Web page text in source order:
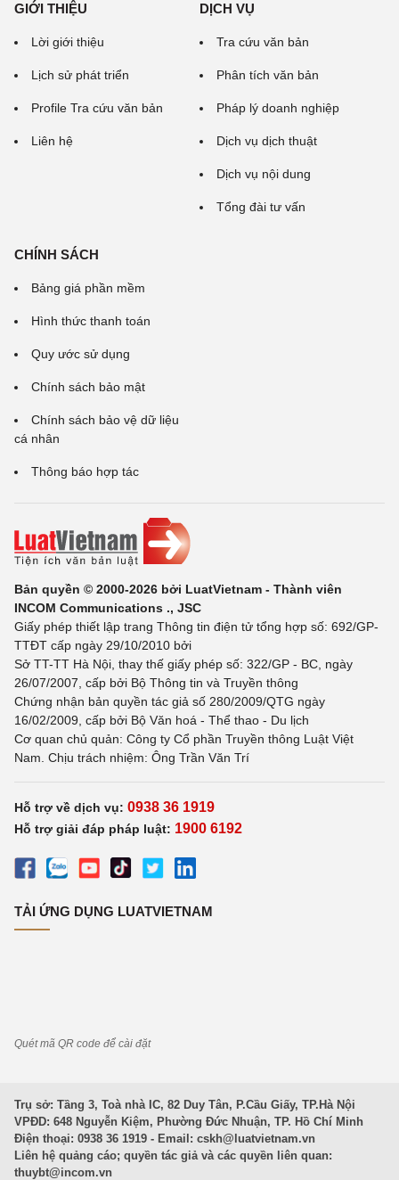
GIỚI THIỆU
Lời giới thiệu
Lịch sử phát triển
Profile Tra cứu văn bản
Liên hệ
DỊCH VỤ
Tra cứu văn bản
Phân tích văn bản
Pháp lý doanh nghiệp
Dịch vụ dịch thuật
Dịch vụ nội dung
Tổng đài tư vấn
CHÍNH SÁCH
Bảng giá phần mềm
Hình thức thanh toán
Quy ước sử dụng
Chính sách bảo mật
Chính sách bảo vệ dữ liệu
cá nhân
Thông báo hợp tác
Bản quyền © 2000-2026 bởi LuatVietnam - Thành viên
INCOM Communications ., JSC
Giấy phép thiết lập trang Thông tin điện tử tổng hợp số: 692/GP-
TTĐT cấp ngày 29/10/2010 bởi
Sở TT-TT Hà Nội, thay thế giấy phép số: 322/GP - BC, ngày
26/07/2007, cấp bởi Bộ Thông tin và Truyền thông
Chứng nhận bản quyền tác giả số 280/2009/QTG ngày
16/02/2009, cấp bởi Bộ Văn hoá - Thể thao - Du lịch
Cơ quan chủ quản: Công ty Cổ phần Truyền thông Luật Việt
Nam. Chịu trách nhiệm: Ông Trần Văn Trí
Hỗ trợ về dịch vụ: 0938 36 1919
Hỗ trợ giải đáp pháp luật: 1900 6192
TẢI ỨNG DỤNG LUATVIETNAM
Quét mã QR code để cài đặt
Trụ sở: Tầng 3, Toà nhà IC, 82 Duy Tân, P.Cầu Giấy, TP.Hà Nội
VPĐD: 648 Nguyễn Kiệm, Phường Đức Nhuận, TP. Hồ Chí Minh
Điện thoại: 0938 36 1919 - Email: cskh@luatvietnam.vn
Liên hệ quảng cáo; quyền tác giả và các quyền liên quan:
thuybt@incom.vn